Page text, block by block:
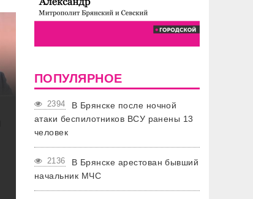
ПОПУЛЯРНОЕ
2394
В Брянске после ночной
атаки беспилотников ВСУ ранены 13
человек
2136
В Брянске арестован бывший
начальник МЧС